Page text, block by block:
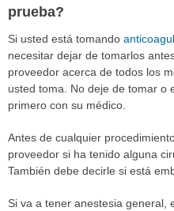
prueba?
Si usted está tomando
necesitar dejar de tomarlos
proveedor acerca de todos los
usted toma. No deje de tomar o
primero con su médico.
Antes de cualquier
proveedor si ha tenido alguna
También debe decirle si está
Si va a tener anestesia general,